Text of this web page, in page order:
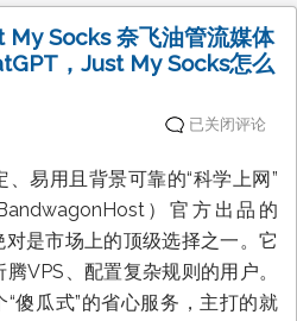
My Socks 奈飞油管流媒体
，Just My Socks怎么
搬
官
方
机
场
Just
My
Socks
已关闭评论
易用且背景可靠的“科学上网”
）官方出品的
是市场上的顶级选择之一。它
VPS、配置复杂规则的用户。
傻瓜式”的省心服务，主打的就